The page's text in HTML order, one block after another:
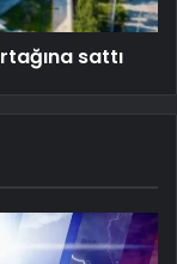
sattı